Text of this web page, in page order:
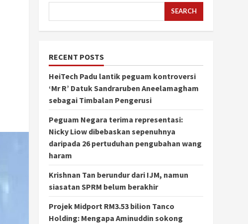
SEARCH
RECENT POSTS
HeiTech Padu lantik peguam kontroversi
‘Mr R’ Datuk Sandraruben Aneelamagham
sebagai Timbalan Pengerusi
Peguam Negara terima representasi:
Nicky Liow dibebaskan sepenuhnya
daripada 26 pertuduhan pengubahan wang
haram
Krishnan Tan berundur dari IJM, namun
siasatan SPRM belum berakhir
Projek Midport RM3.53 bilion Tanco
Holding: Mengapa Aminuddin sokong